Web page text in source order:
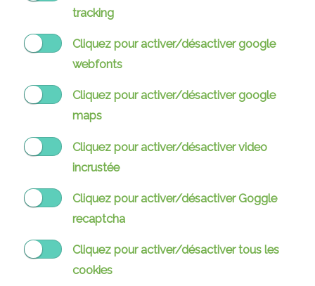
tracking
Cliquez pour activer/désactiver google
webfonts
Cliquez pour activer/désactiver google
maps
Cliquez pour activer/désactiver video
incrustée
Cliquez pour activer/désactiver Goggle
recaptcha
Cliquez pour activer/désactiver tous les
cookies